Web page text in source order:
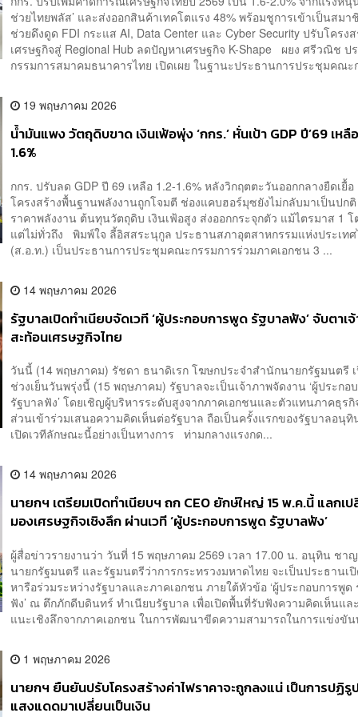
ช่วยไทยพลัส’ และส่งออกสินค้าเทคโตแรง 48% พร้อมชูการเข้าเป็นสมา
ช่วยดึงดูด FDI กระแส AI, Data Center และ Cyber Security ปรับโครง
เศรษฐกิจสู่ Regional Hub ลดปัญหาเศรษฐกิจ K-Shape ผยง ศรีวณิช ป
กรรมการสมาคมธนาคารไทย เปิดเผย ในฐานะประธานการประชุมคณะ
19 พฤษภาคม 2026
น้ำมันแพง วัตถุดิบขาด เงินเฟ้อพุ่ง ‘กกร.’ หั่นเป้า GDP ปี’69 เหลื
1.6%
กกร. ปรับลด GDP ปี 69 เหลือ 1.2-1.6% หลังวิกฤตตะวันออกกลางยืดเยื้อ
โครงสร้างพื้นฐานพลังงานถูกโจมตี ช่องแคบฮอร์มุซยังไม่กลับมาเป็นปก
ราคาพลังงาน ต้นทุนวัตถุดิบ เงินเฟ้อสูง ส่งออกกระจุกตัว แม้ไตรมาส 1 โ
แต่ไม่ทั่วถึง พิมพ์ใจ ลี้อิสสระนุกูล ประธานสภาอุตสาหกรรมแห่งประเท
(ส.อ.ท.) เป็นประธานการประชุมคณะกรรมการร่วมภาคเอกชน 3 ...
14 พฤษภาคม 2026
รัฐบาลเปิดทำเนียบจัดเวที ‘ผู้ประกอบการพูด รัฐบาลฟัง’ จับตาเ
สะท้อนเศรษฐกิจไทย
วันนี้ (14 พฤษภาคม) รัชดา ธนาดิเรก โฆษกประจำสำนักนายกรัฐมนตรี เ
ช่วงเย็นวันพรุ่งนี้ (15 พฤษภาคม) รัฐบาลจะเป็นเจ้าภาพจัดงาน ‘ผู้ประกอ
รัฐบาลฟัง’ โดยเชิญผู้บริหารระดับสูงจากภาคเอกชนและตัวแทนภาคธุร
ส่วนเข้าร่วมเสนอความคิดเห็นต่อรัฐบาล ถือเป็นครั้งแรกของรัฐบาลอนุทิ
เปิดเวทีลักษณะนี้อย่างเป็นทางการ ท่ามกลางแรงกด...
14 พฤษภาคม 2026
นายกฯ เตรียมเปิดทำเนียบฯ ถก CEO ยักษ์ใหญ่ 15 พ.ค.นี้ แลกเ
มองเศรษฐกิจเชิงลึก ผ่านเวที ‘ผู้ประกอบการพูด รัฐบาลฟัง’
ผู้สื่อข่าวรายงานว่า วันที่ 15 พฤษภาคม 2569 เวลา 17.00 น. อนุทิน ชา
นายกรัฐมนตรี และรัฐมนตรีว่าการกระทรวงมหาดไทย จะเป็นประธานเ
หารือร่วมระหว่างรัฐบาลและภาคเอกชน ภายใต้หัวข้อ ‘ผู้ประกอบการพูด
ฟัง’ ณ ตึกภักดีบดินทร์ ทำเนียบรัฐบาล เพื่อเปิดพื้นที่รับฟังความคิดเห็นแล
แนะเชิงลึกจากภาคเอกชน ในการพัฒนาขีดความสามารถในการแข่งขัน
1 พฤษภาคม 2026
นายกฯ ยืนยันปรับโครงสร้างค่าไฟราคาจะถูกลงแน่ เป็นการปฏิรู
แสงแดดมาเปลี่ยนเป็นเงิน